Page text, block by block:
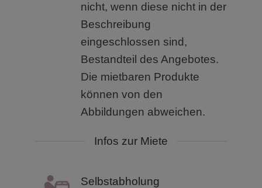
nicht, wenn diese nicht in der
Beschreibung
eingeschlossen sind,
Bestandteil des Angebotes.
Die mietbaren Produkte
können von den
Abbildungen abweichen.
Infos zur Miete
Selbstabholung